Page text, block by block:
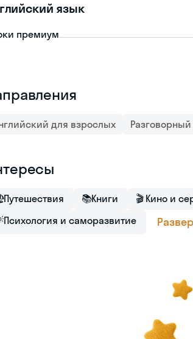
язык
премиум
для взрослых
Путешествия 📚Книги 🎬 Кино и
Психология и саморазвитие